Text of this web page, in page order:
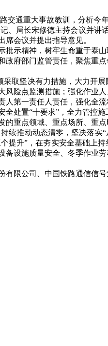
交通重大事故教训，分析今
、局长宋修德主持会议并讲
会议并提出指导意见。
批示精神，树牢生命重于泰
府部门监管责任，聚焦重
采取坚决有力措施，大力开
险点监测措施；强化作业
第一责任人责任，强化全
处置“十要求”，全力管控施
重点领域、重点场所、重
续推动动态清零，坚决落实
提升”，在夯实安全基础上
设施质量安全、冬季作业
限公司、中国铁路通信信